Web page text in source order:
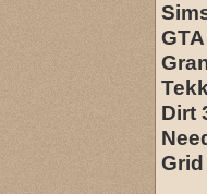
Dirt
Grid